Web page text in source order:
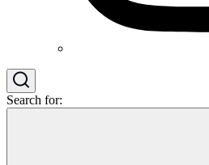
Search for: